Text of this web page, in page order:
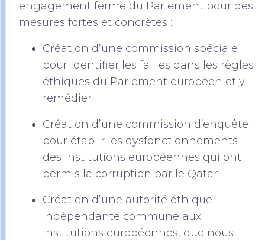
engagement ferme du Parlement pour des
mesures fortes et concrètes :
Création d’une commission spéciale
pour identifier les failles dans les règles
éthiques du Parlement européen et y
remédier
Création d’une commission d’enquête
pour établir les dysfonctionnements
des institutions européennes qui ont
permis la corruption par le Qatar
Création d’une autorité éthique
indépendante commune aux
institutions européennes, que nous